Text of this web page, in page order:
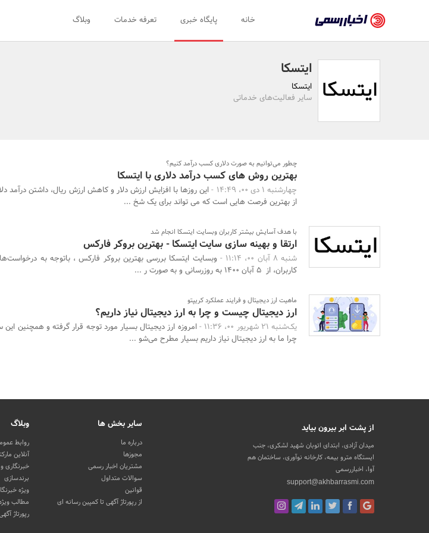
رسمی
-
اخبار
تایید
سازمان‌ها
روابط
عمومی‌ها
خانه پایگاه خبری تعرفه خدمات وبلاگ
ایتسکا
ایتسکا
سایر فعالیت‌های خدماتی
چطور می‌توانیم به صورت دلاری کسب درآمد کنیم؟
بهترین روش های کسب درآمد دلاری با ایتسکا
چهارشنبه 1 دی 00، 14:49 -
این روزها با افزایش ارزش دلار و کاهش ارزش ریال، داشتن درآمد
از بهترین فرصت هایی است که می تواند برای یک شخ ...
با هدف آسایش بیشتر کاربران وبسایت ایتسکا انجام شد
ارتقا و بهینه سازی سایت ایتسکا - بهترین بروکر فارکس
شنبه 8 آبان 00، 11:14 -
وبسایت ایتسکا بررسی بهترین بروکر فارکس ، باتوجه به
کاربران، از 5 آبان 1400 به روزرسانی و به صورت ر ...
ماهیت ارز دیجیتال و فرایند عملکرد کریپتو
ارز دیجیتال چیست و چرا به ارز دیجیتال نیاز داریم؟
یک‌شنبه 21 شهریور 00، 11:36 -
امروزه ارز دیجیتال بسیار مورد توجه قرار گرفته و همچنین
چرا ما به ارز دیجیتال نیاز داریم بسیار مطرح می‌شو ...
از پشت ابر بیرون بیاید
میدان آزادی، ابتدای اتوبان شهید لشکری، جنب
ایستگاه مترو بیمه، کارخانه نوآوری، ساختمان هم
آوا، اخباررسمی
support@akhbarrasmi.com
سایر بخش ها
درباره ما
مجوزها
مشتریان اخبار رسمی
سوالات متداول
قوانین
از رپورتاژ آگهی تا کمپین رسانه ای
وبلاگ
روابط
آنلاین
خبرنگاری
برندسازی
ویژه
مطالب
رپورتاژ